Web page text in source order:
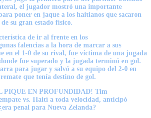
el jugador mostró una importante
poner en jaque a los haitianos que sacaron
su gran estado físico.
de ir al frente en los
falencias a la hora de marcar a sus
en el 1-0 de su rival, fue víctima de una jugada
fue superado y la jugada terminó en gol.
para jugar y salvó a su equipo del 2-0 en
que tenía destino de gol.
PIQUE EN PROFUNDIDAD! Tim
vs. Haití a toda velocidad, anticipó
penal para Nueva Zelanda?